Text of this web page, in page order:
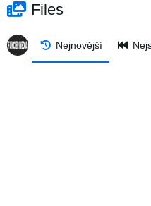
Files
Nejnovější